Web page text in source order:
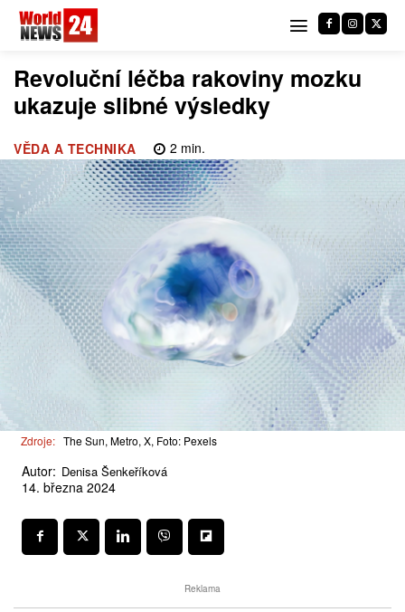
Revoluční léčba rakoviny mozku
ukazuje slibné výsledky
VĚDA A TECHNIKA 2 min.
Zdroje: The Sun, Metro, X, Foto: Pexels
Autor: Denisa Šenkeříková
14. března 2024
Reklama